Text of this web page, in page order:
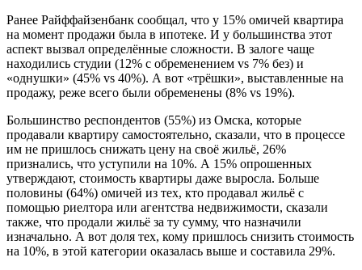
Ранее Райффайзенбанк сообщал, что у 15% омичей квартира
на момент продажи была в ипотеке. И у большинства этот
аспект вызвал определённые сложности. В залоге чаще
находились студии (12% с обременением vs 7% без) и
«однушки» (45% vs 40%). А вот «трёшки», выставленные на
продажу, реже всего были обременены (8% vs 19%).
Большинство респондентов (55%) из Омска, которые
продавали квартиру самостоятельно, сказали, что в процессе
им не пришлось снижать цену на своё жильё, 26%
признались, что уступили на 10%. А 15% опрошенных
утверждают, стоимость квартиры даже выросла. Больше
половины (64%) омичей из тех, кто продавал жильё с
помощью риелтора или агентства недвижимости, сказали
также, что продали жильё за ту сумму, что назначили
изначально. А вот доля тех, кому пришлось снизить стоимость
на 10%, в этой категории оказалась выше и составила 29%.